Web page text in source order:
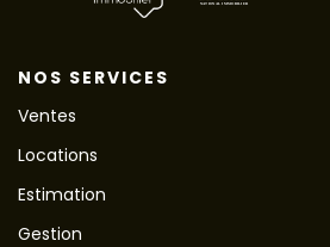
NOS SERVICES
Ventes
Locations
Estimation
Gestion